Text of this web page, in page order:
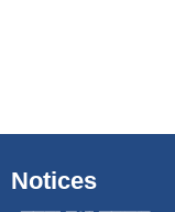
Notices